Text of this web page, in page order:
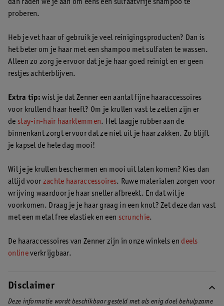
dan raden we je aan om eens een sulfaatvrije shampoo te
proberen.
Heb je vet haar of gebruik je veel reinigingsproducten? Dan is
het beter om je haar met een shampoo met sulfaten te wassen.
Alleen zo zorg je ervoor dat je je haar goed reinigt en er geen
restjes achterblijven.
Extra tip:wist je dat Zenner een aantal fijne haaraccessoires
voor krullend haar heeft? Om je krullen vast te zetten zijn er
de stay-in-hair haarklemmen. Het laagje rubber aan de
binnenkant zorgt ervoor dat ze niet uit je haar zakken. Zo blijft
je kapsel de hele dag mooi!
Wil je je krullen beschermen en mooi uit laten komen? Kies dan
altijd voor zachte haaraccessoires. Ruwe materialen zorgen voor
wrijving waardoor je haar sneller afbreekt. En dat wil je
voorkomen. Draag je je haar graag in een knot? Zet deze dan vast
met een metal free elastiek en een scrunchie.
De haaraccessoires van Zenner zijn in onze winkels en deels
onlineverkrijgbaar.
Disclaimer
Deze informatie wordt beschikbaar gesteld met als enig doel behulpzame